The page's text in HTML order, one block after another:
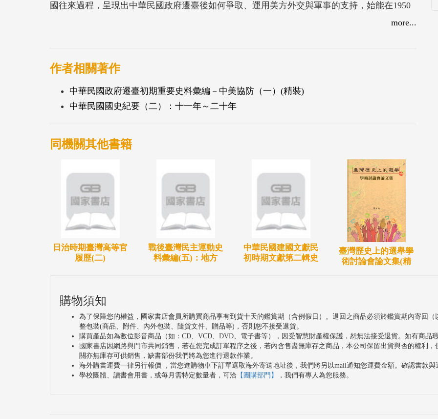
國往來過程，呈現出中華民國政府遷臺後如何爭取、運用美方外交與軍事的支持，始能在1950
more...
作者相關著作
中華民國政府遷臺初期重要史料彙編－中美協防（一）(精裝)
中華民國國史紀要（二）：十一年～二十年
同機關其他書籍
日治時期臺灣高等官
履歷(二)
戰後臺灣民主運動史
料彙編(五)：地方
中華民國建國文獻民
初時期文獻第二輯史
臺灣歷史上的選舉學
術討論會論文集(精
購物須知
為了保障您的權益，國家書店會員所購買商品享有到貨十天的鑑賞期（含例假日）。退回之商品必須於鑑賞期內寄回
整包裝(商品、附件、內外包裝、隨貨文件、贈品等)，否則恕不接受退貨。
購買產品如為數位影音商品（如：CD、VCD、DVD、電子書等），因受智慧財產權保護，恕無法接受退貨。如有商品
國家書店因網路與門市共同銷售，若在您完成訂單程序之後，若內含售盡無庫存之商品，本公司保留出貨與否的權利
關亦無庫存可供銷售，缺書部份我們將為您進行退款作業。
海外購書運費一律另行報價 ，當您進購物車下訂單選取海外寄送地址後，我們將另以mail通知您運費金額。確認書款
學校團體、讀書會用書，或每月需特定數量者，可洽 【團購部門】 ，我們有專人為您服務。